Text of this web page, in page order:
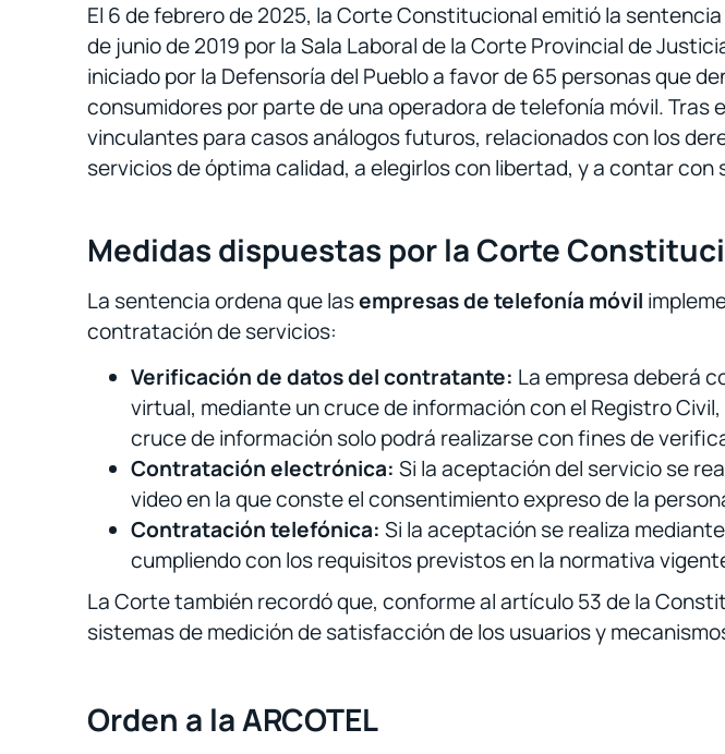
El 6 de febrero de 2025, la Corte Constitucional emitió la
de junio de 2019 por la Sala Laboral de la Corte Provincial de
iniciado por la Defensoría del Pueblo a favor de 65 personas que
consumidores por parte de una operadora de telefonía móvil.
vinculantes para casos análogos futuros, relacionados con los
servicios de óptima calidad, a elegirlos con libertad, y a contar
Medidas dispuestas por la Corte
La sentencia ordena que lasempresas de telefonía móvil
contratación de servicios:
Verificación de datos del contratante: La empresa deberá
virtual, mediante un cruce de información con el Registro
cruce de información solo podrá realizarse con fines de
Contratación electrónica: Si la aceptación del servicio se
video en la que conste el consentimiento expreso de la
Contratación telefónica: Si la aceptación se realiza
cumpliendo con los requisitos previstos en la normativa
La Corte también recordó que, conforme al artículo 53 de la
sistemas de medición de satisfacción de los usuarios y
Orden a la ARCOTEL